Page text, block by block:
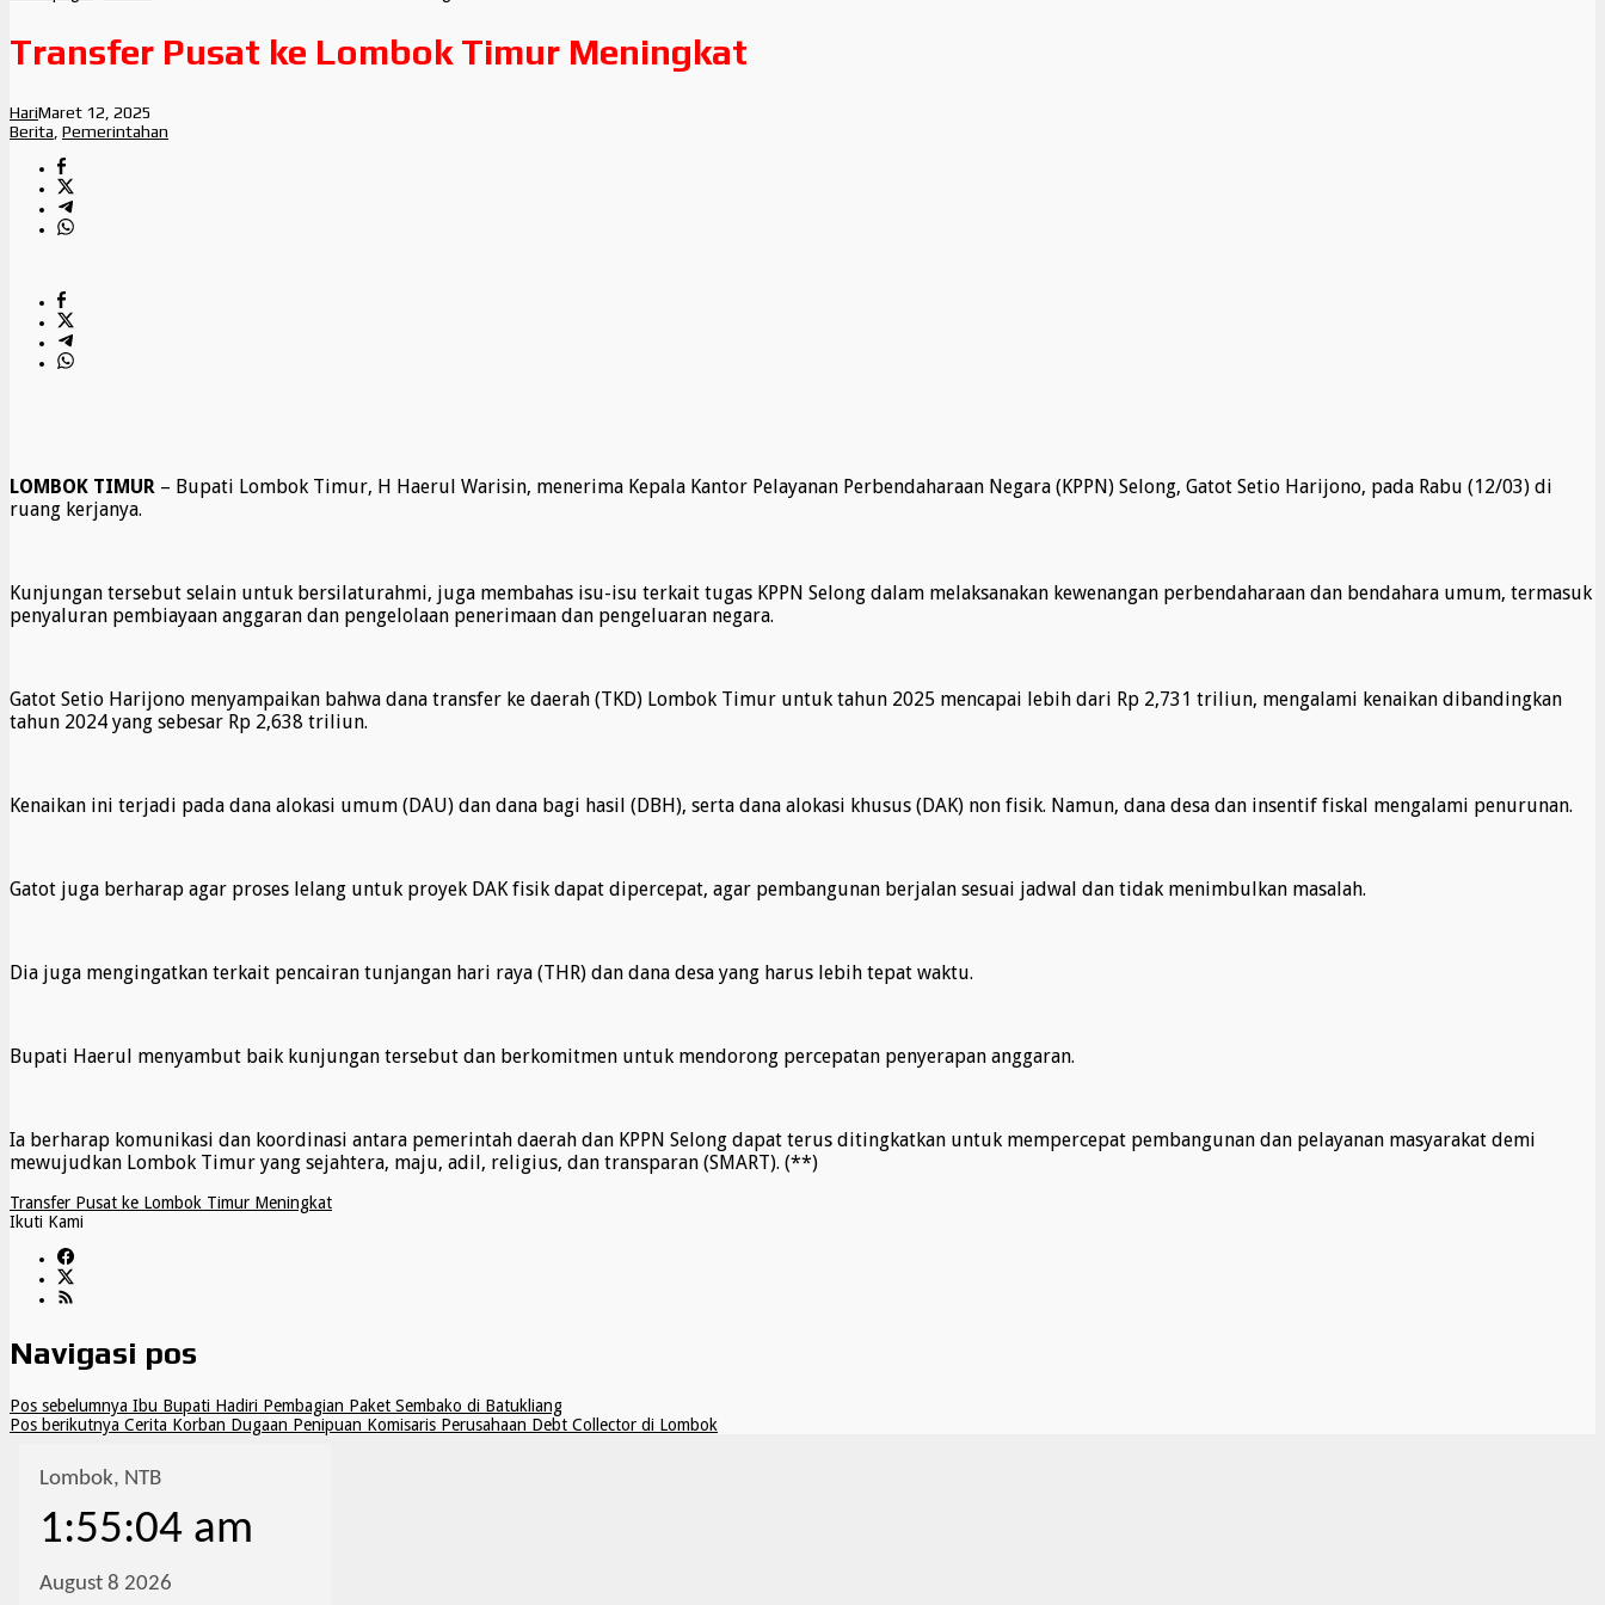
Transfer Pusat ke Lombok Timur Meningkat
HariMaret 12, 2025
Berita Pemerintahan
LOMBOK TIMUR – Bupati Lombok Timur, H Haerul Warisin, menerima Kepala Kantor Pelayanan Perbendaharaan Negara (KPPN) Selong, Gatot Setio Harijono, pada Rabu (12/03) di
ruang kerjanya.
Kunjungan tersebut selain untuk bersilaturahmi, juga membahas isu-isu terkait tugas KPPN Selong dalam melaksanakan kewenangan perbendaharaan dan bendahara umum, termasuk
penyaluran pembiayaan anggaran dan pengelolaan penerimaan dan pengeluaran negara.
Gatot Setio Harijono menyampaikan bahwa dana transfer ke daerah (TKD) Lombok Timur untuk tahun 2025 mencapai lebih dari Rp 2,731 triliun, mengalami kenaikan dibandingkan
tahun 2024 yang sebesar Rp 2,638 triliun.
Kenaikan ini terjadi pada dana alokasi umum (DAU) dan dana bagi hasil (DBH), serta dana alokasi khusus (DAK) non fisik. Namun, dana desa dan insentif fiskal mengalami penurunan.
Gatot juga berharap agar proses lelang untuk proyek DAK fisik dapat dipercepat, agar pembangunan berjalan sesuai jadwal dan tidak menimbulkan masalah.
Dia juga mengingatkan terkait pencairan tunjangan hari raya (THR) dan dana desa yang harus lebih tepat waktu.
Bupati Haerul menyambut baik kunjungan tersebut dan berkomitmen untuk mendorong percepatan penyerapan anggaran.
Ia berharap komunikasi dan koordinasi antara pemerintah daerah dan KPPN Selong dapat terus ditingkatkan untuk mempercepat pembangunan dan pelayanan masyarakat demi
mewujudkan Lombok Timur yang sejahtera, maju, adil, religius, dan transparan (SMART). (**)
Transfer Pusat ke Lombok Timur Meningkat
Ikuti Kami
Navigasi pos
Pos sebelumnya Ibu Bupati Hadiri Pembagian Paket Sembako di Batukliang
Pos berikutnya Cerita Korban Dugaan Penipuan Komisaris Perusahaan Debt Collector di Lombok